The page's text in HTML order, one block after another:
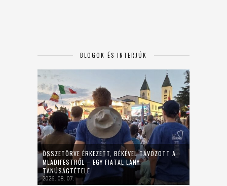
BLOGOK ÉS INTERJÚK
ÖSSZETÖRVE ÉRKEZETT, BÉKÉVEL TÁVOZOTT A
MLADIFESTRŐL – EGY FIATAL LÁNY
TANÚSÁGTÉTELE
2026. 08. 07.